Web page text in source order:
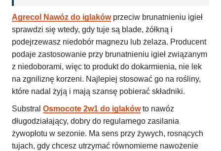
Agrecol Nawóz do iglakówprzeciw brunatnieniu igieł
sprawdzi się wtedy, gdy tuje są blade, żółkną i
podejrzewasz niedobór magnezu lub żelaza. Producent
podaje zastosowanie przy brunatnieniu igieł związanym
z niedoborami, więc to produkt do dokarmienia, nie lek
na zgniliznę korzeni. Najlepiej stosować go na rośliny,
które nadal żyją i mają szansę pobierać składniki.
Substral Osmocote 2w1 do iglakówto nawóz
długodziałający, dobry do regularnego zasilania
żywopłotu w sezonie. Ma sens przy żywych, rosnących
tujach, gdy chcesz utrzymać równomierne nawożenie